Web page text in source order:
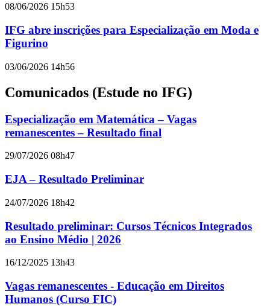
08/06/2026 15h53
IFG abre inscrições para Especialização em Moda e
Figurino
03/06/2026 14h56
Comunicados (Estude no IFG)
Especialização em Matemática – Vagas
remanescentes – Resultado final
29/07/2026 08h47
EJA – Resultado Preliminar
24/07/2026 18h42
Resultado preliminar: Cursos Técnicos Integrados
ao Ensino Médio | 2026
16/12/2025 13h43
Vagas remanescentes - Educação em Direitos
Humanos (Curso FIC)